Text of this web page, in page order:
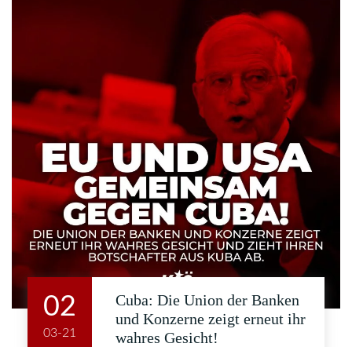
02
03-21
Cuba: Die Union der Banken
und Konzerne zeigt erneut ihr
wahres Gesicht!